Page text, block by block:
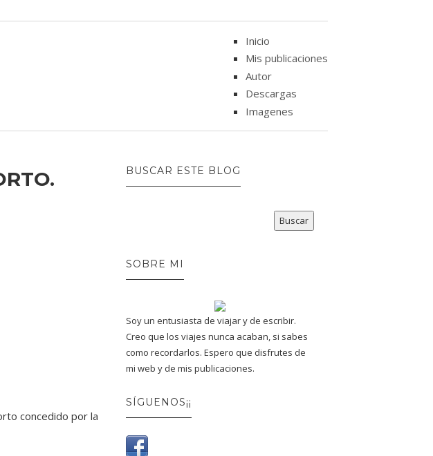
Inicio
Mis publicaciones
Autor
Descargas
Imagenes
concedido por la
BUSCAR ESTE BLOG
SOBRE MI
Soy un entusiasta de viajar y de escribir.
Creo que los viajes nunca acaban, si sabes
como recordarlos. Espero que disfrutes de
mi web y de mis publicaciones.
SÍGUENOS¡¡